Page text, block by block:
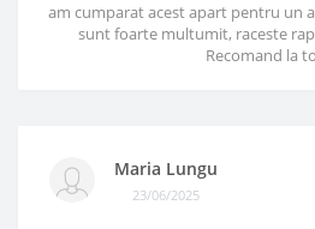
am cumparat acest apart pentru un
sunt foarte multumit, raceste
Recomand la
Maria Lungu
23/06/2025